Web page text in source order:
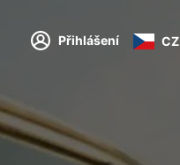
Přihlášení CZ